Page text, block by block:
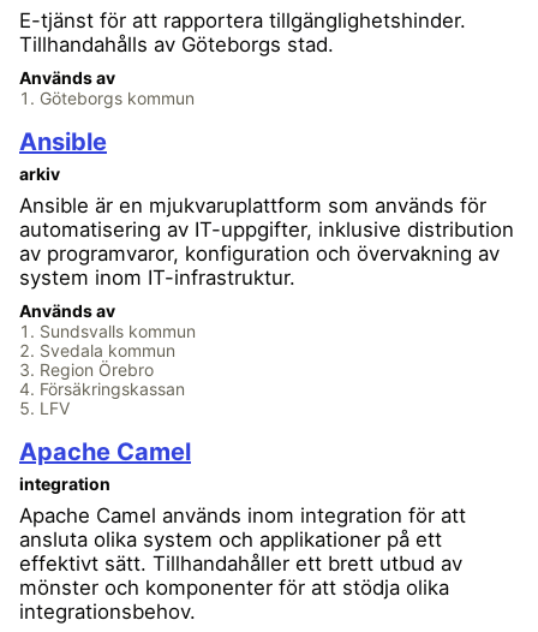
E-tjänst för att rapportera tillgänglighetshinder.
Tillhandahålls av Göteborgs stad.
Används av
Göteborgs kommun
Ansible
arkiv
Ansible är en mjukvaruplattform som används för
automatisering av IT-uppgifter, inklusive distribution
av programvaror, konfiguration och övervakning av
system inom IT-infrastruktur.
Används av
Sundsvalls kommun
Svedala kommun
Region Örebro
Försäkringskassan
LFV
Apache Camel
integration
Apache Camel används inom integration för att
ansluta olika system och applikationer på ett
effektivt sätt. Tillhandahåller ett brett utbud av
mönster och komponenter för att stödja olika
integrationsbehov.